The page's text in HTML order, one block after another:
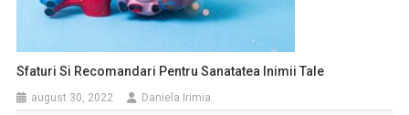
Sfaturi Si Recomandari Pentru Sanatatea Inimii Tale
august 30, 2022 Daniela Irimia